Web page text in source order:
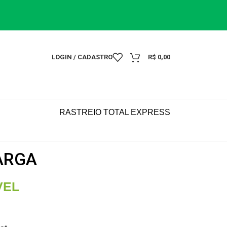
LOGIN / CADASTRO R$ 0,00
RASTREIO TOTAL EXPRESS